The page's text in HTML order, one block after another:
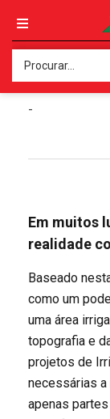
-
Em muitos
realidade
Baseado
como um
uma área
topografia e
projetos de
necessárias a
apenas